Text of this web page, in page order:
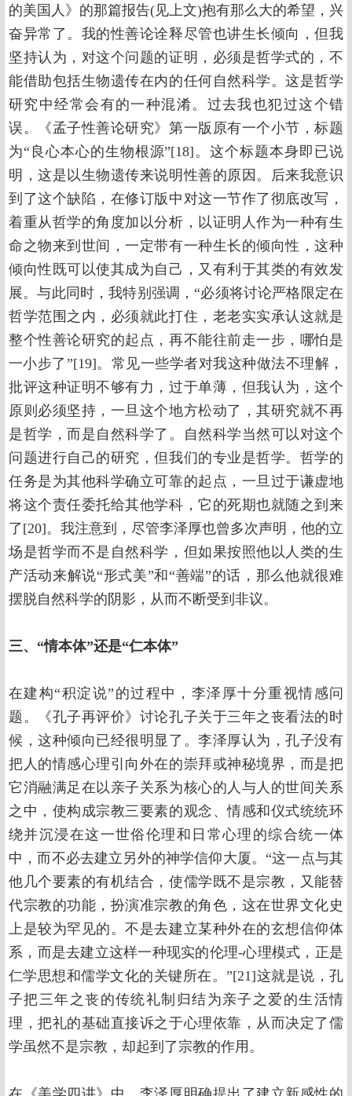
的美国人》的那篇报告(见上文)抱有那么大的希望，兴
奋异常了。我的性善论诠释尽管也讲生长倾向，但我
坚持认为，对这个问题的证明，必须是哲学式的，不
能借助包括生物遗传在内的任何自然科学。这是哲学
研究中经常会有的一种混淆。过去我也犯过这个错
误。《孟子性善论研究》第一版原有一个小节，标题
为“良心本心的生物根源”[18]。这个标题本身即已说
明，这是以生物遗传来说明性善的原因。后来我意识
到了这个缺陷，在修订版中对这一节作了彻底改写，
着重从哲学的角度加以分析，以证明人作为一种有生
命之物来到世间，一定带有一种生长的倾向性，这种
倾向性既可以使其成为自己，又有利于其类的有效发
展。与此同时，我特别强调，“必须将讨论严格限定在
哲学范围之内，必须就此打住，老老实实承认这就是
整个性善论研究的起点，再不能往前走一步，哪怕是
一小步了”[19]。常见一些学者对我这种做法不理解，
批评这种证明不够有力，过于单薄，但我认为，这个
原则必须坚持，一旦这个地方松动了，其研究就不再
是哲学，而是自然科学了。自然科学当然可以对这个
问题进行自己的研究，但我们的专业是哲学。哲学的
任务是为其他科学确立可靠的起点，一旦过于谦虚地
将这个责任委托给其他学科，它的死期也就随之到来
了[20]。我注意到，尽管李泽厚也曾多次声明，他的立
场是哲学而不是自然科学，但如果按照他以人类的生
产活动来解说“形式美”和“善端”的话，那么他就很难
摆脱自然科学的阴影，从而不断受到非议。
三、“情本体”还是“仁本体”
在建构“积淀说”的过程中，李泽厚十分重视情感问
题。《孔子再评价》讨论孔子关于三年之丧看法的时
候，这种倾向已经很明显了。李泽厚认为，孔子没有
把人的情感心理引向外在的崇拜或神秘境界，而是把
它消融满足在以亲子关系为核心的人与人的世间关系
之中，使构成宗教三要素的观念、情感和仪式统统环
绕并沉浸在这一世俗伦理和日常心理的综合统一体
中，而不必去建立另外的神学信仰大厦。“这一点与其
他几个要素的有机结合，使儒学既不是宗教，又能替
代宗教的功能，扮演准宗教的角色，这在世界文化史
上是较为罕见的。不是去建立某种外在的玄想信仰体
系，而是去建立这样一种现实的伦理-心理模式，正是
仁学思想和儒学文化的关键所在。”[21]这就是说，孔
子把三年之丧的传统礼制归结为亲子之爱的生活情
理，把礼的基础直接诉之于心理依靠，从而决定了儒
学虽然不是宗教，却起到了宗教的作用。